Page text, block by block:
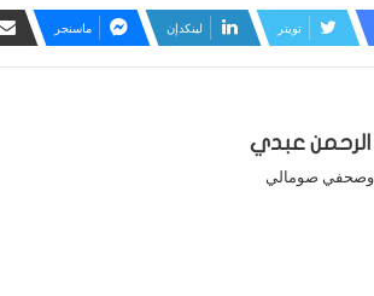
تويتر لينكدإن ماسنجر
عبدي
وصحفي صومالي